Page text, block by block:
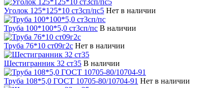
Уголок 125*125*10 ст3сп/пс5 Нет в наличии
Труба 100*100*5,0 ст3сп/пс В наличии
Труба 76*10 ст09г2с Нет в наличии
Шестигранник 32 ст35 В наличии
Труба 108*5,0 ГОСТ 10705-80/10704-91 Нет в наличии